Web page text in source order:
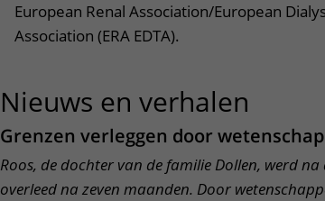
European Renal Association/European
Association (ERA EDTA).
Nieuws en verhalen
Grenzen verleggen door
Roos, de dochter van de familie Dollen, werd na
overleed na zeven maanden. Door